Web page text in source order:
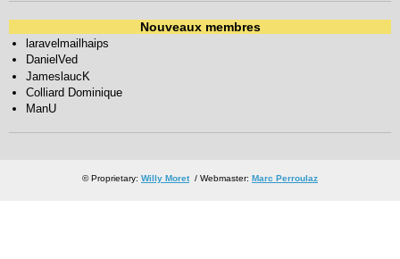
Nouveaux membres
laravelmailhaips
DanielVed
JameslaucK
Colliard Dominique
ManU
© Proprietary: Willy Moret/ Webmaster: Marc Perroulaz